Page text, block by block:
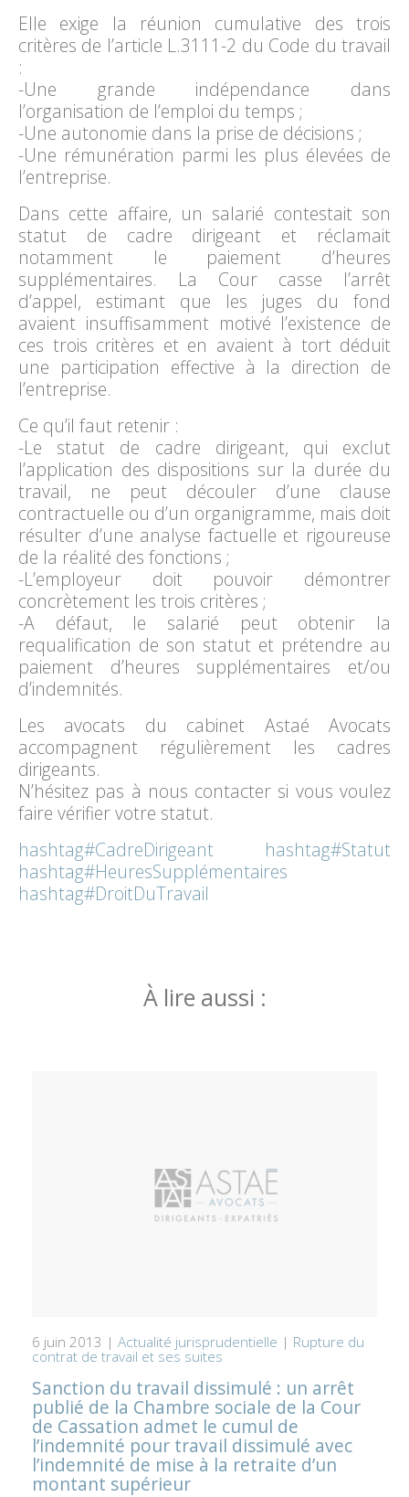
Elle exige la réunion cumulative des trois
critères de l’article L.3111-2 du Code du travail
:
-Une grande indépendance dans
l’organisation de l’emploi du temps ;
-Une autonomie dans la prise de décisions ;
-Une rémunération parmi les plus élevées de
l’entreprise.
Dans cette affaire, un salarié contestait son
statut de cadre dirigeant et réclamait
notamment le paiement d’heures
supplémentaires. La Cour casse l’arrêt
d’appel, estimant que les juges du fond
avaient insuffisamment motivé l’existence de
ces trois critères et en avaient à tort déduit
une participation effective à la direction de
l’entreprise.
Ce qu’il faut retenir :
-Le statut de cadre dirigeant, qui exclut
l’application des dispositions sur la durée du
travail, ne peut découler d’une clause
contractuelle ou d’un organigramme, mais doit
résulter d’une analyse factuelle et rigoureuse
de la réalité des fonctions ;
-L’employeur doit pouvoir démontrer
concrètement les trois critères ;
-A défaut, le salarié peut obtenir la
requalification de son statut et prétendre au
paiement d’heures supplémentaires et/ou
d’indemnités.
Les avocats du cabinet Astaé Avocats
accompagnent régulièrement les cadres
dirigeants.
N’hésitez pas à nous contacter si vous voulez
faire vérifier votre statut.
hashtag#CadreDirigeant hashtag#Statut
hashtag#HeuresSupplémentaires
hashtag#DroitDuTravail
À lire aussi :
6 juin 2013 | Actualité jurisprudentielle | Rupture du
contrat de travail et ses suites
Sanction du travail dissimulé : un arrêt
publié de la Chambre sociale de la Cour
de Cassation admet le cumul de
l’indemnité pour travail dissimulé avec
l’indemnité de mise à la retraite d’un
montant supérieur